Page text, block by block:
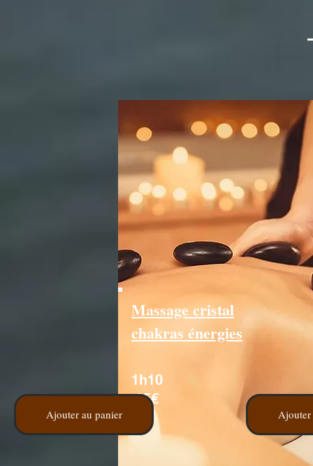
Massage cristal
chakras énergies
1h10
85€
Ajouter au panier Ajouter